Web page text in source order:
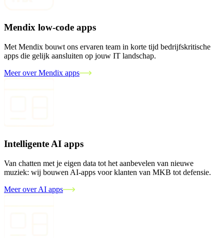
Mendix low-code apps
Met Mendix bouwt ons ervaren team in korte tijd bedrijfskritische
apps die gelijk aansluiten op jouw IT landschap.
Meer over Mendix apps
Intelligente AI apps
Van chatten met je eigen data tot het aanbevelen van nieuwe
muziek: wij bouwen AI-apps voor klanten van MKB tot defensie.
Meer over AI apps